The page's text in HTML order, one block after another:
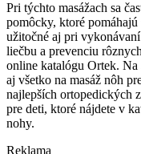
Pri týchto masážach sa
pomôcky, ktoré
užitočné aj pri
liečbu a prevenciu
online katalógu Ortek. Na
aj všetko na masáž nôh
najlepších ortopedických
pre deti, ktoré nájdete v
nohy.
Reklama